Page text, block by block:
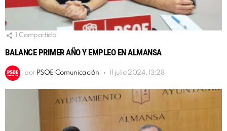
Compartido
BALANCE PRIMER AÑO Y EMPLEO EN ALMANSA
por PSOE Comunicación 11 julio 2024, 13:28